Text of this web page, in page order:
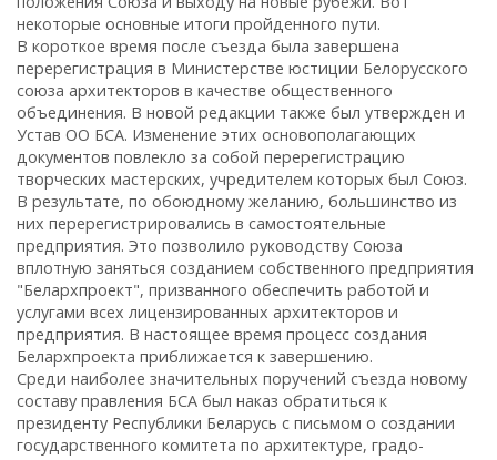
некоторые основные итоги пройденного пути.
В короткое время после съезда была завершена
перерегистрация в Министерстве юстиции Белорусского
союза архитекторов в качестве общественного
объединения. В новой редакции также был утвержден и
Устав ОО БСА. Изменение этих основополагающих
документов повлекло за собой перерегистрацию
творческих мастерских, учредителем которых был Союз.
В результате, по обоюдному желанию, большинство из
них перерегистрировались в самостоятельные
предприятия. Это позволило руководству Союза
вплотную заняться созданием собственного предприятия
"Белархпроект", призванного обеспечить работой и
услугами всех лицензированных архитекторов и
предприятия. В настоящее время процесс создания
Белархпроекта приближается к завершению.
Среди наиболее значительных поручений съезда новому
составу правления БСА был наказ обратиться к
президенту Республики Беларусь с письмом о создании
государственного комитета по архитектуре, градо-